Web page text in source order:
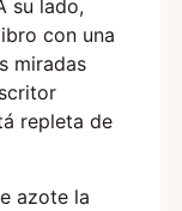
su lado,
con una
miradas
repleta de
azote la